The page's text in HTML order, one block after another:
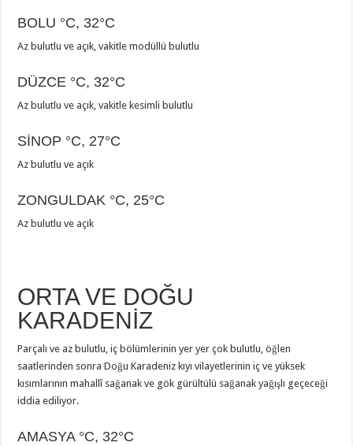
BOLU °C, 32°C
Az bulutlu ve açık, vakitle modüllü bulutlu
DÜZCE °C, 32°C
Az bulutlu ve açık, vakitle kesimli bulutlu
SİNOP °C, 27°C
Az bulutlu ve açık
ZONGULDAK °C, 25°C
Az bulutlu ve açık
ORTA VE DOĞU
KARADENİZ
Parçalı ve az bulutlu, iç bölümlerinin yer yer çok bulutlu, öğlen
saatlerinden sonra Doğu Karadeniz kıyı vilayetlerinin iç ve yüksek
kısımlarının mahallî sağanak ve gök gürültülü sağanak yağışlı geçeceği
iddia ediliyor.
AMASYA °C, 32°C